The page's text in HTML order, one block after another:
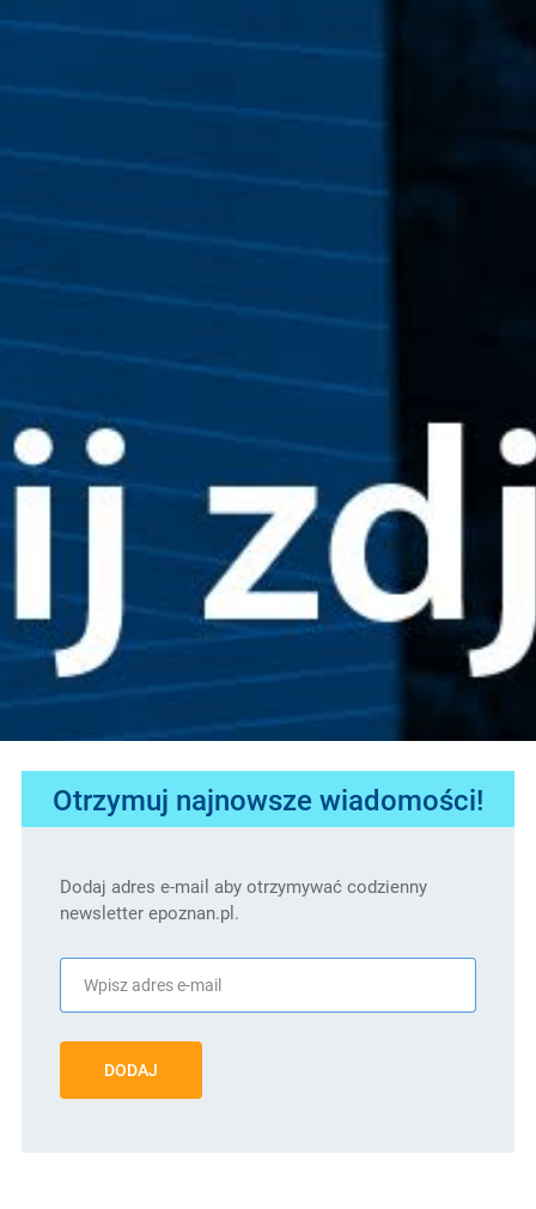
Otrzymuj najnowsze wiadomości!
Dodaj adres e-mail aby otrzymywać codzienny
newsletter epoznan.pl.
DODAJ